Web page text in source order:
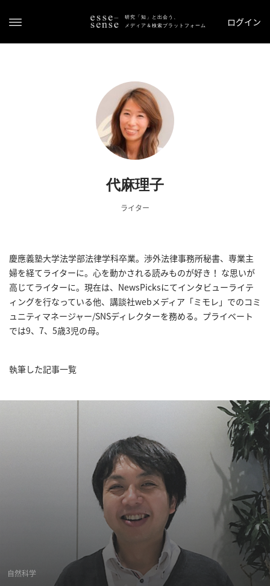
研究「知」と出会う、
メディア＆検索プラットフォーム
ログイン
タ
ス
へ
記
事
へ
寄
パ
代麻理子
ライター
慶應義塾大学法学部法律学科卒業。渉外法律事務所秘書、専業主
婦を経てライターに。心を動かされる読みものが好き！ な思いが
高じてライターに。現在は、NewsPicksにてインタビューライテ
ィングを行なっている他、講談社webメディア「ミモレ」でのコミ
ュニティマネージャー/SNSディレクターを務める。プライベート
では9、7、5歳3児の母。
執筆した記事一覧
自然科学